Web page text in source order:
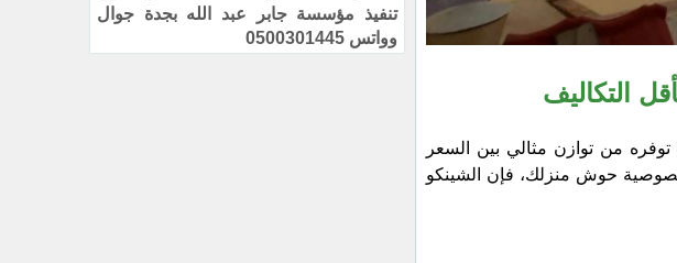
التكاليف
توفره من توازن مثالي بين السعر
خصوصية حوش منزلك، فإن الشينكو
تنفيذ مؤسسة جابر عبد الله بجدة جوال
وواتس 0500301445